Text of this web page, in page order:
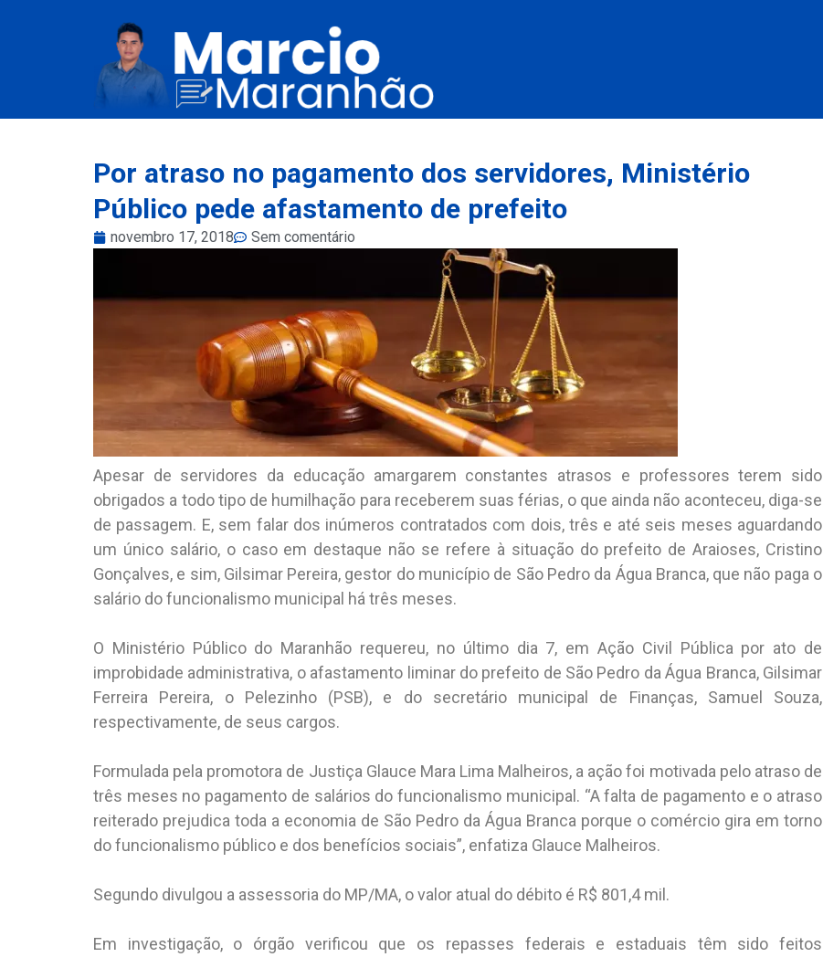
Por atraso no pagamento dos servidores, Ministério
Público pede afastamento de prefeito
novembro 17, 2018 Sem comentário
Apesar de servidores da educação amargarem constantes atrasos e professores terem sido
obrigados a todo tipo de humilhação para receberem suas férias, o que ainda não aconteceu, diga-se
de passagem. E, sem falar dos inúmeros contratados com dois, três e até seis meses aguardando
um único salário, o caso em destaque não se refere à situação do prefeito de Araioses, Cristino
Gonçalves, e sim, Gilsimar Pereira, gestor do município de São Pedro da Água Branca, que não paga o
salário do funcionalismo municipal há três meses.
O Ministério Público do Maranhão requereu, no último dia 7, em Ação Civil Pública por ato de
improbidade administrativa, o afastamento liminar do prefeito de São Pedro da Água Branca, Gilsimar
Ferreira Pereira, o Pelezinho (PSB), e do secretário municipal de Finanças, Samuel Souza,
respectivamente, de seus cargos.
Formulada pela promotora de Justiça Glauce Mara Lima Malheiros, a ação foi motivada pelo atraso de
três meses no pagamento de salários do funcionalismo municipal. “A falta de pagamento e o atraso
reiterado prejudica toda a economia de São Pedro da Água Branca porque o comércio gira em torno
do funcionalismo público e dos benefícios sociais”, enfatiza Glauce Malheiros.
Segundo divulgou a assessoria do MP/MA, o valor atual do débito é R$ 801,4 mil.
Em investigação, o órgão verificou que os repasses federais e estaduais têm sido feitos